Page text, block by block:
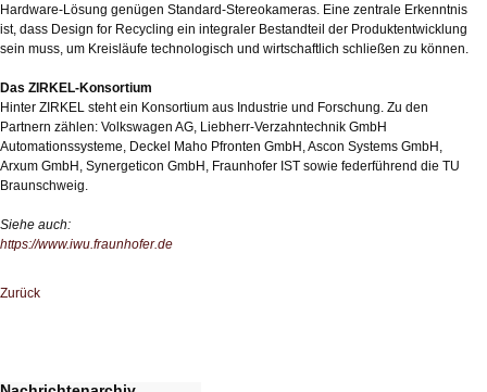
Hardware-Lösung genügen Standard-Stereokameras. Eine zentrale Erkenntnis
ist, dass Design for Recycling ein integraler Bestandteil der Produktentwicklung
sein muss, um Kreisläufe technologisch und wirtschaftlich schließen zu können.
Das ZIRKEL-Konsortium
Hinter ZIRKEL steht ein Konsortium aus Industrie und Forschung. Zu den
Partnern zählen: Volkswagen AG, Liebherr-Verzahntechnik GmbH
Automationssysteme, Deckel Maho Pfronten GmbH, Ascon Systems GmbH,
Arxum GmbH, Synergeticon GmbH, Fraunhofer IST sowie federführend die TU
Braunschweig.
Siehe auch:
https://www.iwu.fraunhofer.de
Zurück